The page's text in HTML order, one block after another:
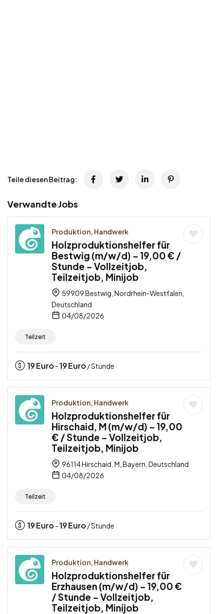
Teile diesen Beitrag:
Verwandte Jobs
Produktion, Handwerk
Holzproduktionshelfer für
Bestwig (m/w/d) – 19,00 € /
Stunde – Vollzeitjob,
Teilzeitjob, Minijob
59909 Bestwig, Nordrhein-Westfalen,
Deutschland
04/08/2026
Teilzeit
19Euro -19Euro / Stunde
Produktion, Handwerk
Holzproduktionshelfer für
Hirschaid, M (m/w/d) – 19,00
€ / Stunde – Vollzeitjob,
Teilzeitjob, Minijob
96114 Hirschaid, M, Bayern, Deutschland
04/08/2026
Teilzeit
19Euro -19Euro / Stunde
Produktion, Handwerk
Holzproduktionshelfer für
Erzhausen (m/w/d) – 19,00 €
/ Stunde – Vollzeitjob,
Teilzeitjob, Minijob